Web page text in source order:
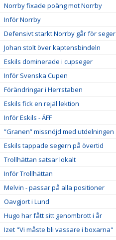
Norrby fixade poäng mot Norrby
Inför Norrby
Defensivt starkt Norrby går för seger
Johan stolt över kaptensbindeln
Eskils dominerade i cupseger
Inför Svenska Cupen
Förändringar i Herrstaben
Eskils fick en rejäl lektion
Inför Eskils - ÄFF
”Granen” missnöjd med utdelningen
Eskils tappade segern på övertid
Trollhättan satsar lokalt
Inför Trollhättan
Melvin - passar på alla positioner
Oavgjort i Lund
Hugo har fått sitt genombrott i år
Izet "Vi måste bli vassare i boxarna"